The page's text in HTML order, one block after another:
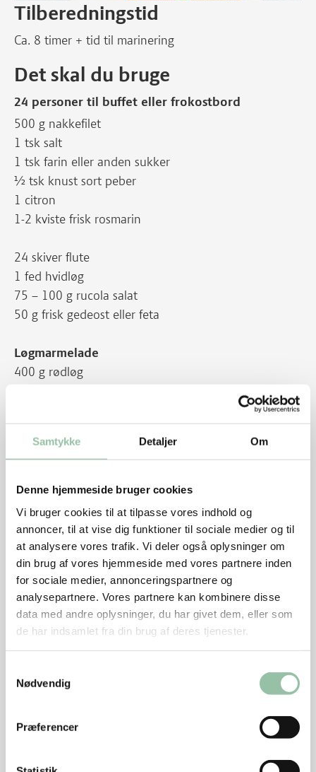
Samtykke Detaljer Om
Denne hjemmeside bruger cookies
Vi bruger cookies til at tilpasse vores indhold og
annoncer, til at vise dig funktioner til sociale medier og til
at analysere vores trafik. Vi deler også oplysninger om
din brug af vores hjemmeside med vores partnere inden
for sociale medier, annonceringspartnere og
analysepartnere. Vores partnere kan kombinere disse
data med andre oplysninger, du har givet dem, eller som
de har indsamlet fra din brug af deres tjenester.
Nødvendig
Præferencer
Tilberedningstid
Ca. 8 timer + tid til marinering
Det skal du bruge
24 personer til buffet eller frokostbord
500 g nakkefilet
1 tsk salt
1 tsk farin eller anden sukker
½ tsk knust sort peber
1 citron
1-2 kviste frisk rosmarin
24 skiver flute
1 fed hvidløg
75 – 100 g rucola salat
50 g frisk gedeost eller feta
Løgmarmelade
400 g rødløg
3 spsk farin eller anden sukker
3 spsk balsamico
Sådan gør du
Bland salt, farin og peber og gnid det ind i kødet.
Læg det i en kraftig plastpose fx frysepose i
køleskabet 12 timer. Vend det jævnligt.
Tag kødet ud og dup det tørt. Læg det i en lille
ovnfast fad/stegeso med låg. Tilsæt fintrevet
citronskal, citronsaft, rosmarin og 2 dl vand og læg
låg på. Sæt fadet i ovnen og tænd på 100 grader. Lad
Skær løgene igennem på langs og skær dem
dyb pande med olie eller smør, timian, salt og peber
ved svag varme i ca. 20 minutter. Tilsæt farin og
balsamico og lad det stege videre ved lav varme